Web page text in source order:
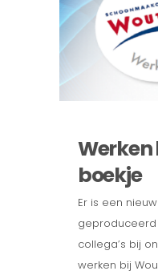
Werken
boekje
Er is een
collega’s bij
werken bij